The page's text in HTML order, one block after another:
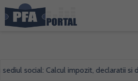
social: Calcul impozit, declaratii si